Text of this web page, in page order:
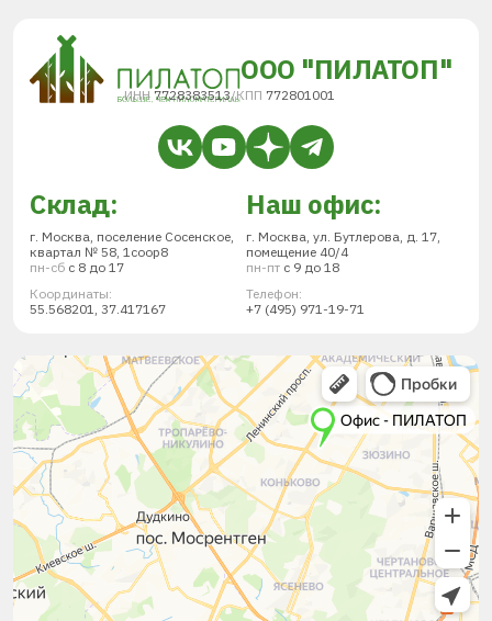
ООО "ПИЛАТОП"
ИНН 7728383513/КПП 772801001
Склад:
г. Москва, поселение Сосенское,
квартал № 58, 1соор8
пн-сб с 8 до 17
Координаты:
55.568201, 37.417167
Наш офис:
г. Москва, ул. Бутлерова, д. 17,
помещение 40/4
пн-пт с 9 до 18
Телефон:
+7 (495) 971-19-71